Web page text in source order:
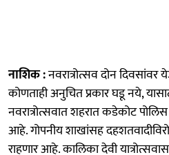
नाशिक :नवरात्रोत्सव दोन
कोणताही अनुचित प्रकार घडू नये,
नवरात्रोत्सवात शहरात कडेकोट
आहे. गोपनीय शाखांसह
राहणार आहे. कालिका देवी